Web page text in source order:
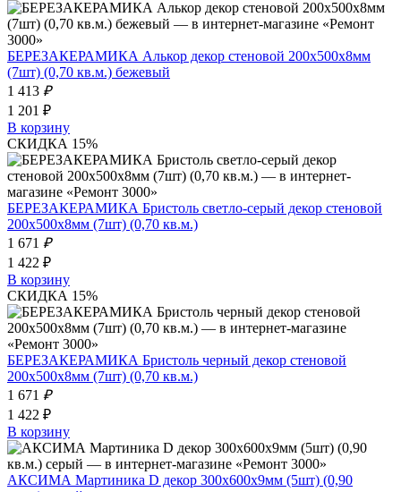
БЕРЕЗАКЕРАМИКА Алькор декор стеновой 200х500х8мм
(7шт) (0,70 кв.м.) бежевый
1 413 ₽
1 201 ₽
В корзину
СКИДКА 15%
БЕРЕЗАКЕРАМИКА Бристоль светло-серый декор стеновой
200х500х8мм (7шт) (0,70 кв.м.)
1 671 ₽
1 422 ₽
В корзину
СКИДКА 15%
БЕРЕЗАКЕРАМИКА Бристоль черный декор стеновой
200х500х8мм (7шт) (0,70 кв.м.)
1 671 ₽
1 422 ₽
В корзину
АКСИМА Мартиника D декор 300х600х9мм (5шт) (0,90